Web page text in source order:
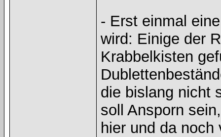
- Erst einmal
wird: Einige der
Krabbelkisten
die bislang nicht
soll Ansporn
hier und da